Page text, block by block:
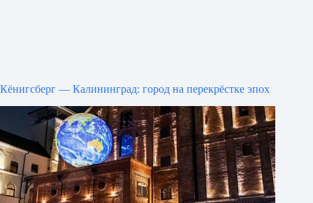
Кёнигсберг — Калининград: город на перекрёстке эпох